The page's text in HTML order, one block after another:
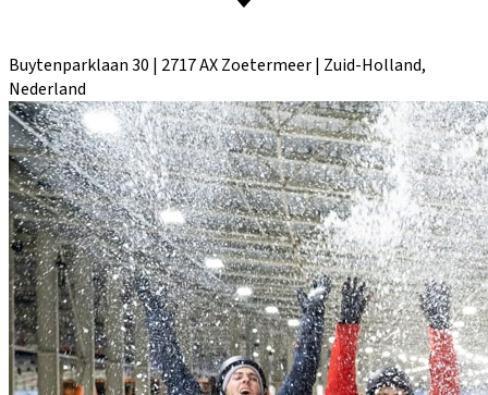
Buytenparklaan 30 | 2717 AX Zoetermeer | Zuid-Holland,
Nederland